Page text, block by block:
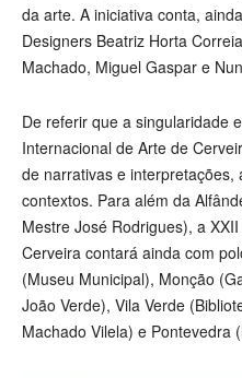
da arte. A iniciativa conta,
Designers Beatriz Horta
Machado, Miguel Gaspar e
De referir que a singularidade
Internacional de Arte de
de narrativas e
contextos. Para além da
Mestre José Rodrigues), a
Cerveira contará ainda com
(Museu Municipal), Monção
João Verde), Vila Verde
Machado Vilela) e Pontevedra